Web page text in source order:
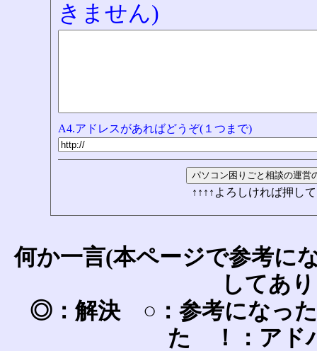
きません)
A4.アドレスがあればどうぞ(１つまで)
↑↑↑↑よろしければ押し
何か一言(本ページで参考に
してあ
◎：解決 ○：参考になっ
た ！：アド